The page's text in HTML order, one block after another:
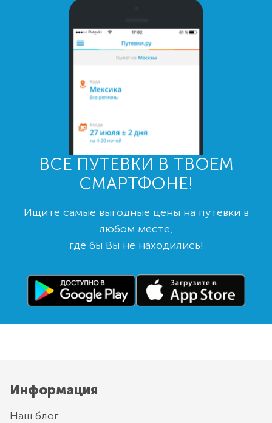
ВСЕ ПУТЕВКИ В ТВОЕМ
СМАРТФОНЕ!
Ищите самые выгодные цены на путевки в
любом месте,
где бы Вы не находились!
Информация
Наш блог